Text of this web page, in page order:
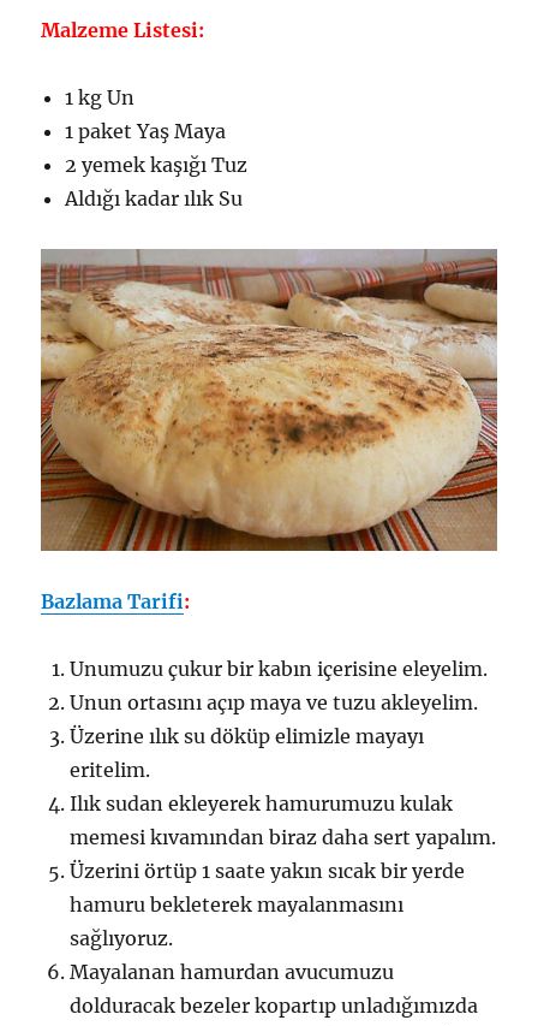
Malzeme Listesi:
1 kg Un
1 paket Yaş Maya
2 yemek kaşığı Tuz
Aldığı kadar ılık Su
Bazlama Tarifi:
Unumuzu çukur bir kabın içerisine eleyelim.
Unun ortasını açıp maya ve tuzu akleyelim.
Üzerine ılık su döküp elimizle mayayı
eritelim.
Ilık sudan ekleyerek hamurumuzu kulak
memesi kıvamından biraz daha sert yapalım.
Üzerini örtüp 1 saate yakın sıcak bir yerde
hamuru bekleterek mayalanmasını
sağlıyoruz.
Mayalanan hamurdan avucumuzu
dolduracak bezeler kopartıp unladığımızda